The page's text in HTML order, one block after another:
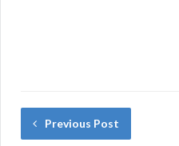
Previous Post